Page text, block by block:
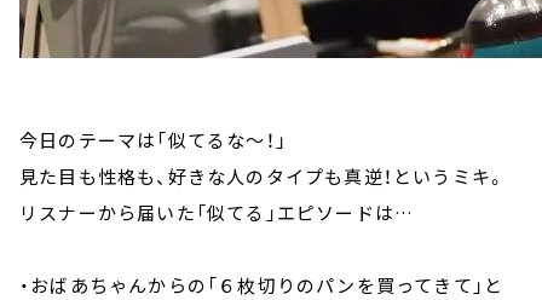
今日のテーマは「似てるな～！」
見た目も性格も、好きな人のタイプも真逆！というミキ。
リスナーから届いた「似てる」エピソードは…
・おばあちゃんからの「６枚切りのパンを買ってきて」と